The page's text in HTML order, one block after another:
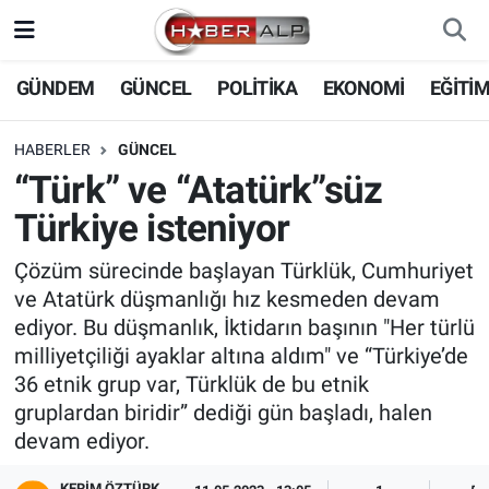
GÜNDEM GÜNCEL POLİTİKA EKONOMİ
HABERLER GÜNCEL
“Türk” ve “Atatürk”süz
Türkiye isteniyor
Çözüm sürecinde başlayan Türklük, Cumhuriyet
ve Atatürk düşmanlığı hız kesmeden devam
ediyor. Bu düşmanlık, İktidarın başının "Her türlü
milliyetçiliği ayaklar altına aldım" ve “Türkiye’de
36 etnik grup var, Türklük de bu etnik
gruplardan biridir” dediği gün başladı, halen
devam ediyor.
Nöbetçi Eczaneler
Hava Durumu
Trafik Durumu
Süper Lig Puan Durumu ve Fikstür
Tüm Manşetler
Son Dakika Haberleri
Haber Arşivi